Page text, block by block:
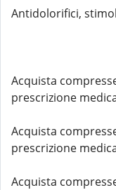
Antidolorifici,
Acquista
prescrizione
Acquista
prescrizione
Acquista